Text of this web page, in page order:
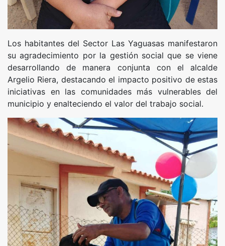
Los habitantes del Sector Las Yaguasas manifestaron
su agradecimiento por la gestión social que se viene
desarrollando de manera conjunta con el alcalde
Argelio Riera, destacando el impacto positivo de estas
iniciativas en las comunidades más vulnerables del
municipio y enalteciendo el valor del trabajo social.